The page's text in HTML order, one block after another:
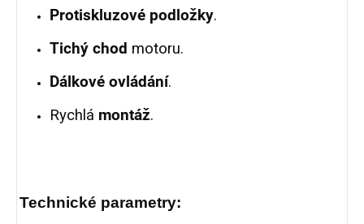
Protiskluzové podložky.
Tichý chod motoru.
Dálkové ovládání.
Rychlá montáž.
Technické parametry: